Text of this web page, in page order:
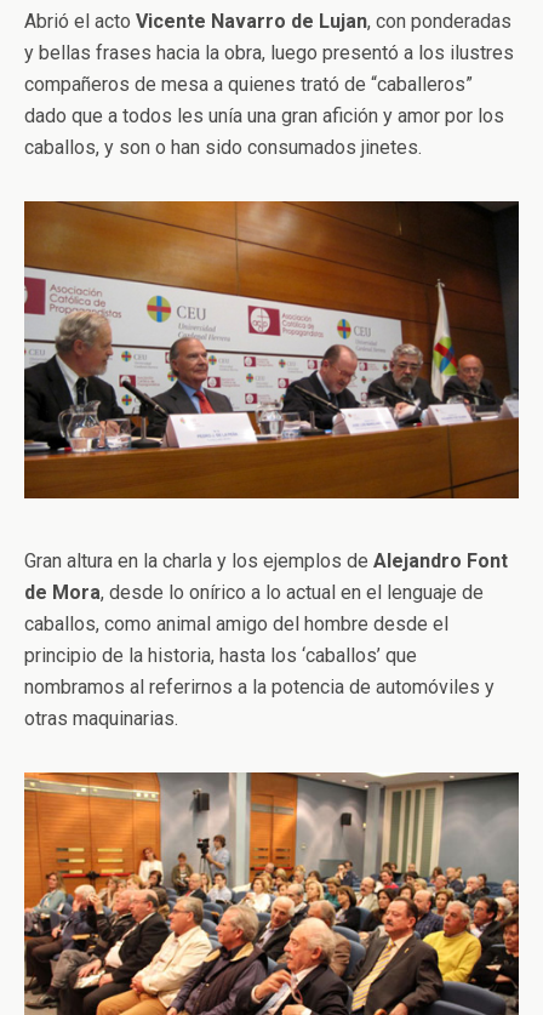
Abrió el acto Vicente Navarro de Lujan, con ponderadas
y bellas frases hacia la obra, luego presentó a los ilustres
compañeros de mesa a quienes trató de “caballeros”
dado que a todos les unía una gran afición y amor por los
caballos, y son o han sido consumados jinetes.
Gran altura en la charla y los ejemplos de Alejandro Font
de Mora, desde lo onírico a lo actual en el lenguaje de
caballos, como animal amigo del hombre desde el
principio de la historia, hasta los ‘caballos’ que
nombramos al referirnos a la potencia de automóviles y
otras maquinarias.